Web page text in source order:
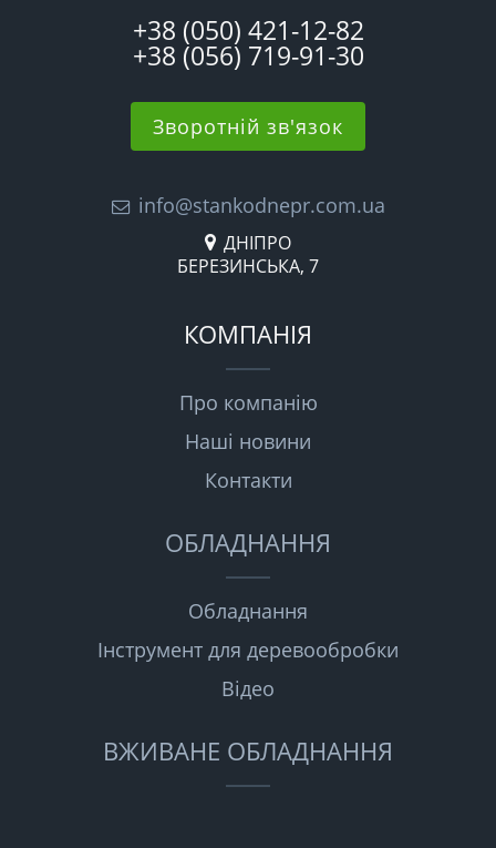
+38 (050) 421-12-82
+38 (056) 719-91-30
Зворотній зв'язок
info@stankodnepr.com.ua
ДНІПРО
БЕРЕЗИНСЬКА, 7
КОМПАНІЯ
Про компанію
Наші новини
Контакти
ОБЛАДНАННЯ
Обладнання
Інструмент для деревообробки
Відео
ВЖИВАНЕ ОБЛАДНАННЯ